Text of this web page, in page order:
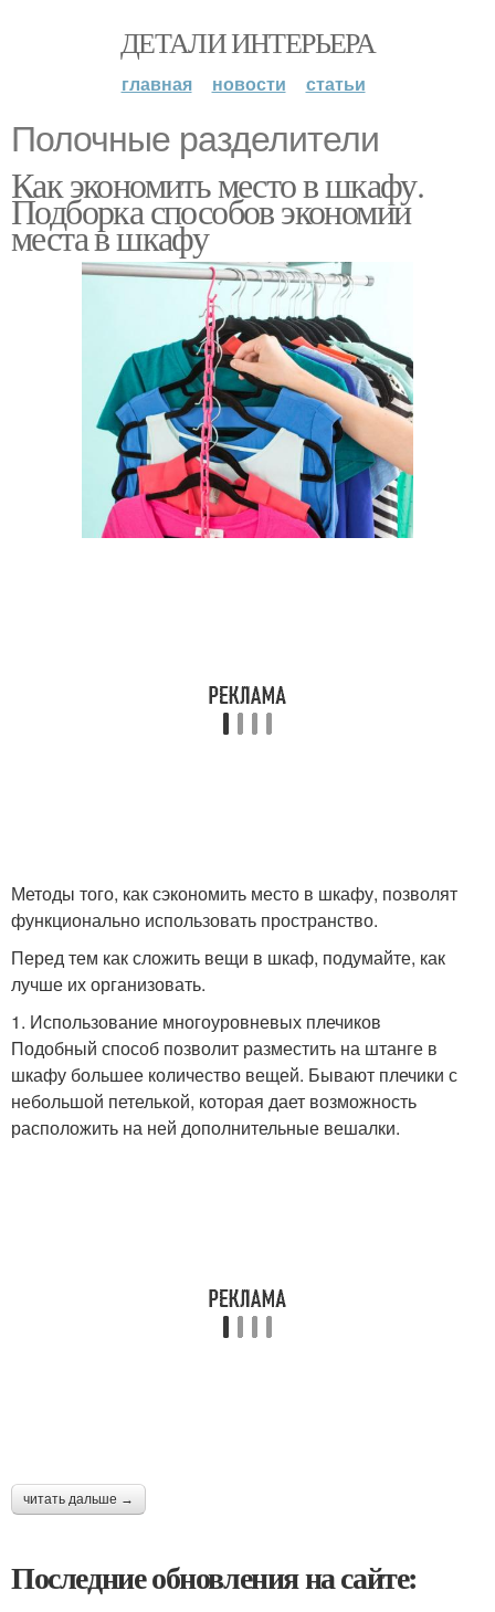
ДЕТАЛИ ИНТЕРЬЕРА
главная новости статьи
Полочные разделители
Как экономить место в шкафу.
Подборка способов экономии
места в шкафу
Методы того, как сэкономить место в шкафу, позволят
функционально использовать пространство.
Перед тем как сложить вещи в шкаф, подумайте, как
лучше их организовать.
1. Использование многоуровневых плечиков
Подобный способ позволит разместить на штанге в
шкафу большее количество вещей. Бывают плечики с
небольшой петелькой, которая дает возможность
расположить на ней дополнительные вешалки.
читать дальше →
Последние обновления на сайте: